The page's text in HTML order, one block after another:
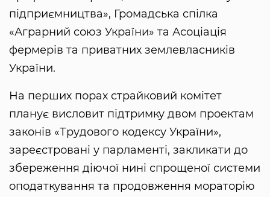
підприємництва», Громадська спілка
«Аграрний союз України» та Асоціація
фермерів та приватних землевласників
України.
На перших порах страйковий комітет
планує висловит підтримку двом проектам
законів «Трудового кодексу України»,
зареєстровані у парламенті, закликати до
збереження діючої нині спрощеної системи
оподаткування та продовження мораторію